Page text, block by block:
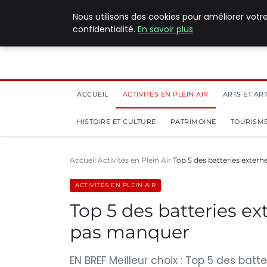
ACCUEIL ACTIVITÉS EN PLEIN AIR ARTS ET
HISTOIRE ET CULTURE PATRIMOINE
Accueil Activités en Plein Air Top 5 des batteries
ACTIVITÉS EN PLEIN AIR
Top 5 des batteries
pas manquer
EN BREF Meilleur choix : Top 5 des
Nous utilisons des cookies pour améliorer
confidentialité. En savoir plus